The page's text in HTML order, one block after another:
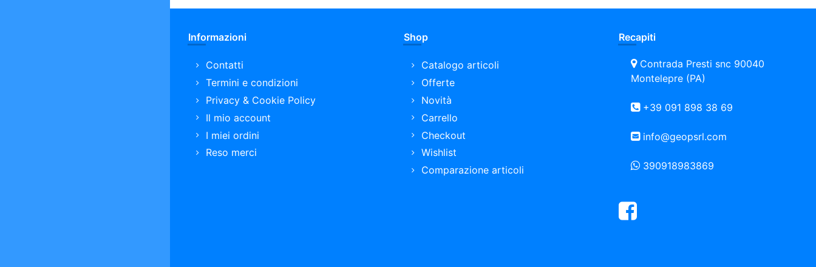
Informazioni
Contatti
Termini e condizioni
Privacy & Cookie Policy
Il mio account
I miei ordini
Reso merci
Shop
Catalogo articoli
Offerte
Novità
Carrello
Checkout
Wishlist
Comparazione articoli
Recapiti
Contrada Presti snc 90040
Montelepre (PA)
+39 091 898 38 69
info@geopsrl.com
390918983869
Facebook